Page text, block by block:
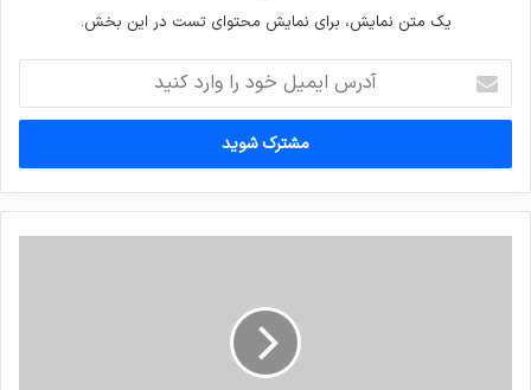
یک متن نمایش، برای نمایش محتوای تست در این بخش.
ایمیل
خود
وارد
کنید